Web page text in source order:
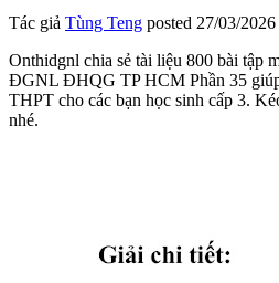
Tác giả Tùng Teng posted 27/03/2026
Onthidgnl chia sẻ tài liệu 800 bài tập
ĐGNL ĐHQG TP HCM Phần 35
THPT cho các bạn học sinh cấp 3.
nhé.